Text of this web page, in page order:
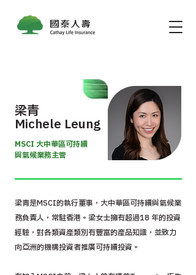
MSCI 大中華區可持續
與氣候業務主管
梁青
Michele Leung
梁青是MSCI的執行董事，大中華區可持續與氣候業
務負責人，常駐香港。梁女士擁有超過18 年的投資
經驗，對各類資產類別有豐富的產品知識，並致力
向亞洲的機構投資者推廣可持續投資。